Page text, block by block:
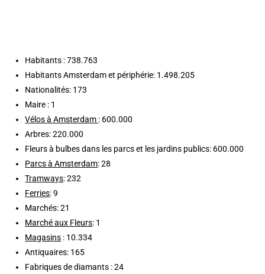
Habitants : 738.763
Habitants Amsterdam et périphérie: 1.498.205
Nationalités: 173
Maire : 1
Vélos à Amsterdam : 600.000
Arbres: 220.000
Fleurs à bulbes dans les parcs et les jardins publics: 600.000
Parcs à Amsterdam: 28
Tramways: 232
Ferries: 9
Marchés: 21
Marché aux Fleurs: 1
Magasins : 10.334
Antiquaires: 165
Fabriques de diamants : 24